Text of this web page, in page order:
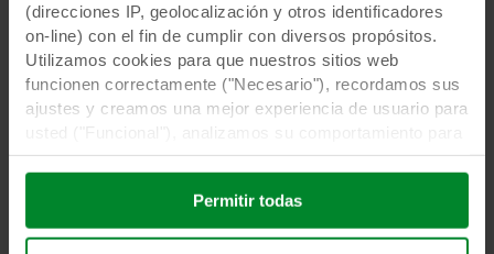
(direcciones IP, geolocalización y otros identificadores
on-line) con el fin de cumplir con diversos propósitos.
Utilizamos cookies para que nuestros sitios web
funcionen correctamente ("Necesario"), recordamos sus
ajustes y creamos una mejor experiencia de usuario para
optimizar los sitios web ("Estadística") y segmentamos
nuestro contenido y anuncios en las redes sociales y
sitios web externos en función de su comportamiento en
nuestros sitios web ("Marketing"). La información sobre
Permitir todas
Nuestro pensamiento
Descubra nuestra opinión sobre algunos de los
hoy en día.